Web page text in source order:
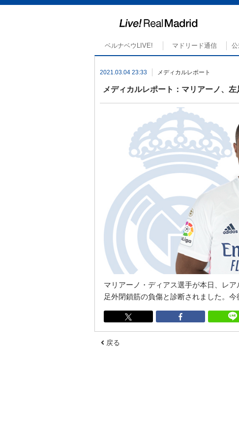
ベルナベウLIVE! マドリード通信 公
2021.03.04 23:33 メディカルレポート
メディカルレポート：マリアーノ、
マリアーノ・ディアス選手が本日、レ
足外閉鎖筋の負傷と診断されました。
戻る